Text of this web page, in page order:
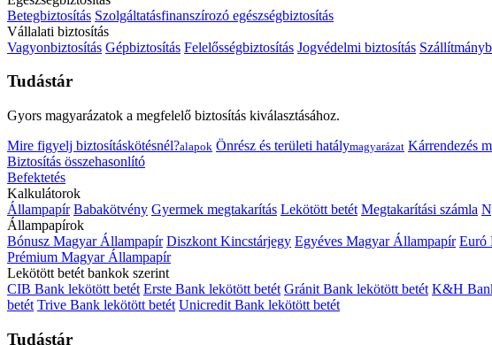
Betegbiztosítás Szolgáltatásfinanszírozó egészségbiztosítás
Vállalati biztosítás
Vagyonbiztosítás Gépbiztosítás Felelősségbiztosítás Jogvédelmi biztosítás
Tudástár
Gyors magyarázatok a megfelelő biztosítás kiválasztásához.
Mire figyelj biztosításkötésnél?alapok Önrész és területi hatálymagyarázat Kárrendezés
Biztosítás összehasonlító
Befektetés
Kalkulátorok
Állampapír Babakötvény Gyermek megtakarítás Lekötött betét Megtakarítási számla
Állampapírok
Bónusz Magyar Állampapír Diszkont Kincstárjegy Egyéves Magyar Állampapír Euró
Prémium Magyar Állampapír
Lekötött betét bankok szerint
CIB Bank lekötött betét Erste Bank lekötött betét Gránit Bank lekötött betét K&H
betét Trive Bank lekötött betét Unicredit Bank lekötött betét
Tudástár